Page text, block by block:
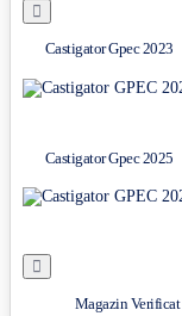
Castigator Gpec 2023
Castigator Gpec 2025
Magazin Verificat